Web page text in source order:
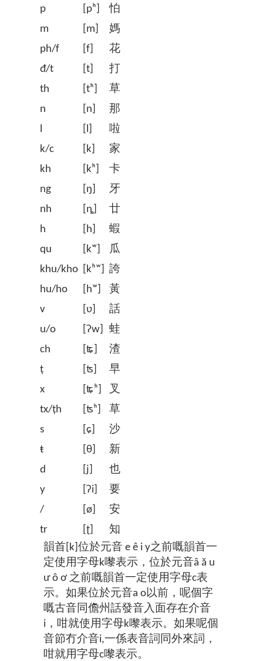
p
[pʰ]
怕
m
[m]
媽
ph/f
[f]
花
đ/t
[t]
打
th
[tʰ]
草
n
[n]
那
l
[l]
啦
k/c
[k]
家
kh
[kʰ]
卡
ng
[ŋ]
牙
nh
[ȵ]
廿
h
[h]
蝦
qu
[kʷ]
瓜
khu/kho
[kʰʷ]
誇
hu/ho
[hʷ]
黃
v
[ʋ]
話
u/o
[ʔw]
蛙
ch
[ʨ]
渣
ț
[ʦ]
早
x
[ʨʰ]
叉
tx/țh
[ʦʰ]
草
s
[ɕ]
沙
ŧ
[θ]
新
d
[j]
也
y
[ʔi]
要
/
[ø]
安
tr
[ʈ]
知
韻首[k]位於元音 e ê i y之前嘅韻首一
定使用字母k嚟表示，位於元音â ă u
ư ô ơ 之前嘅韻首一定使用字母c表
示。如果位於元音a o以前，呢個字
嘅古音同儋州話發音入面存在介音
i，咁就使用字母k嚟表示。如果呢個
音節冇介音i,一係表音詞同外來詞，
咁就用字母c嚟表示。